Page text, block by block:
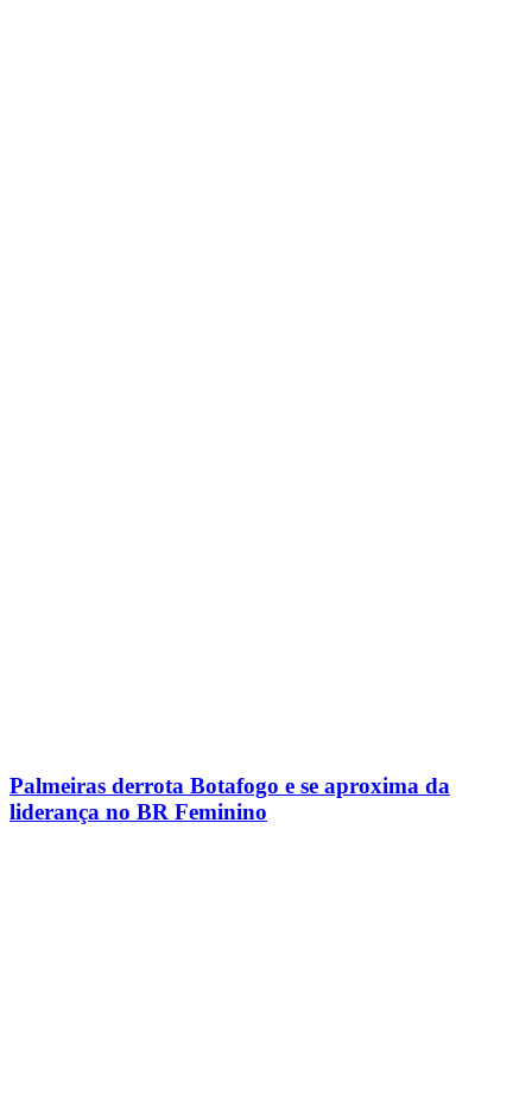
Palmeiras derrota Botafogo e se aproxima da
liderança no BR Feminino